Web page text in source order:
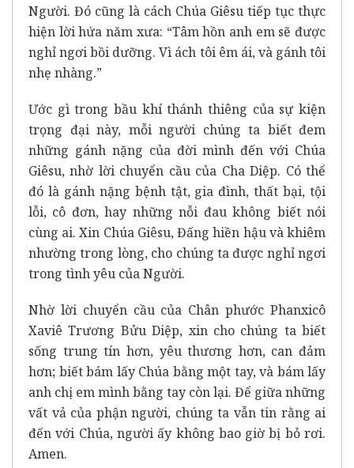
Người. Đó cũng là cách Chúa Giêsu tiếp tục thực
hiện lời hứa năm xưa: “Tâm hồn anh em sẽ được
nghỉ ngơi bồi dưỡng. Vì ách tôi êm ái, và gánh tôi
nhẹ nhàng.”
Ước gì trong bầu khí thánh thiêng của sự kiện
trọng đại này, mỗi người chúng ta biết đem
những gánh nặng của đời mình đến với Chúa
Giêsu, nhờ lời chuyển cầu của Cha Diệp. Có thể
đó là gánh nặng bệnh tật, gia đình, thất bại, tội
lỗi, cô đơn, hay những nỗi đau không biết nói
cùng ai. Xin Chúa Giêsu, Đấng hiền hậu và khiêm
nhường trong lòng, cho chúng ta được nghỉ ngơi
trong tình yêu của Người.
Nhờ lời chuyển cầu của Chân phước Phanxicô
Xaviê Trương Bửu Diệp, xin cho chúng ta biết
sống trung tín hơn, yêu thương hơn, can đảm
hơn; biết bám lấy Chúa bằng một tay, và bám lấy
anh chị em mình bằng tay còn lại. Để giữa những
vất vả của phận người, chúng ta vẫn tin rằng ai
đến với Chúa, người ấy không bao giờ bị bỏ rơi.
Amen.